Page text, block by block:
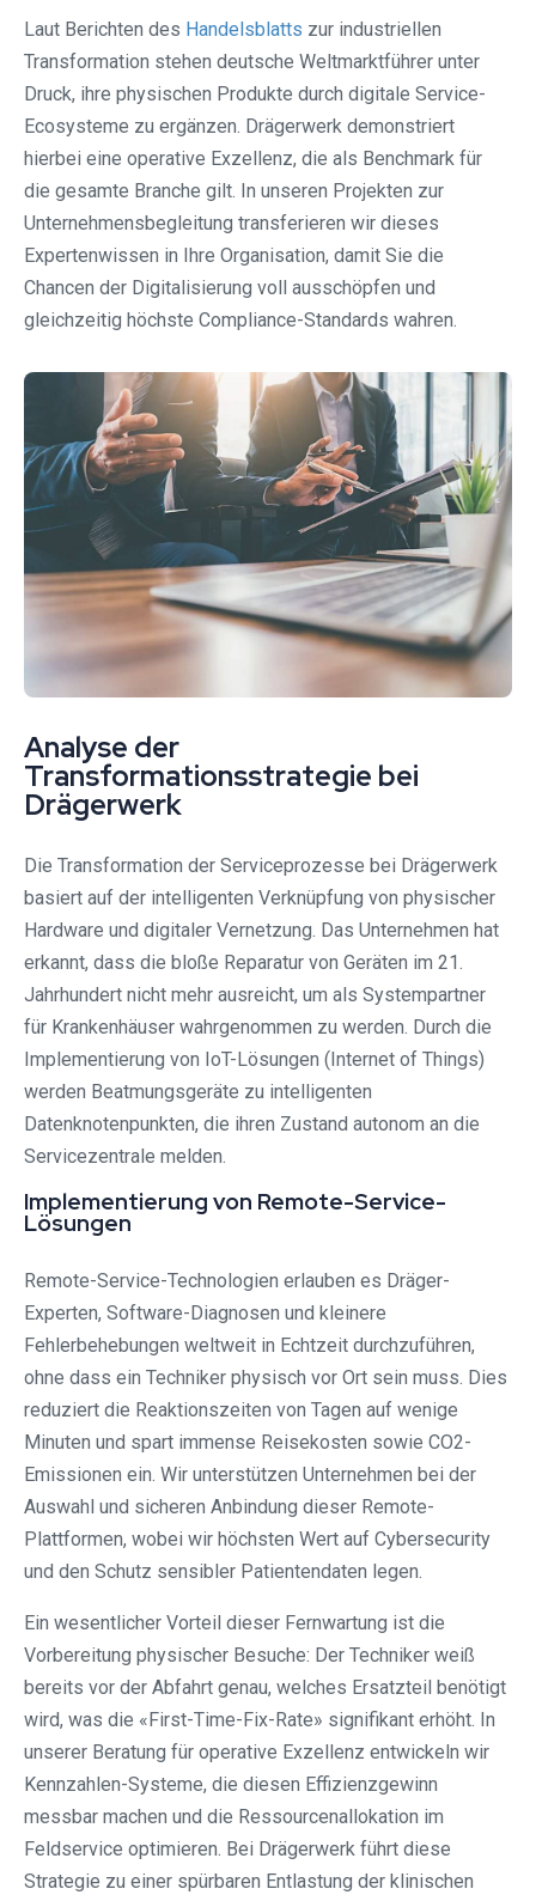
Laut Berichten des Handelsblatts zur industriellen
Transformation stehen deutsche Weltmarktführer unter
Druck, ihre physischen Produkte durch digitale Service-
Ecosysteme zu ergänzen. Drägerwerk demonstriert
hierbei eine operative Exzellenz, die als Benchmark für
die gesamte Branche gilt. In unseren Projekten zur
Unternehmensbegleitung transferieren wir dieses
Expertenwissen in Ihre Organisation, damit Sie die
Chancen der Digitalisierung voll ausschöpfen und
gleichzeitig höchste Compliance-Standards wahren.
Analyse der
Transformationsstrategie bei
Drägerwerk
Die Transformation der Serviceprozesse bei Drägerwerk
basiert auf der intelligenten Verknüpfung von physischer
Hardware und digitaler Vernetzung. Das Unternehmen hat
erkannt, dass die bloße Reparatur von Geräten im 21.
Jahrhundert nicht mehr ausreicht, um als Systempartner
für Krankenhäuser wahrgenommen zu werden. Durch die
Implementierung von IoT-Lösungen (Internet of Things)
werden Beatmungsgeräte zu intelligenten
Datenknotenpunkten, die ihren Zustand autonom an die
Servicezentrale melden.
Implementierung von Remote-Service-
Lösungen
Remote-Service-Technologien erlauben es Dräger-
Experten, Software-Diagnosen und kleinere
Fehlerbehebungen weltweit in Echtzeit durchzuführen,
ohne dass ein Techniker physisch vor Ort sein muss. Dies
reduziert die Reaktionszeiten von Tagen auf wenige
Minuten und spart immense Reisekosten sowie CO2-
Emissionen ein. Wir unterstützen Unternehmen bei der
Auswahl und sicheren Anbindung dieser Remote-
Plattformen, wobei wir höchsten Wert auf Cybersecurity
und den Schutz sensibler Patientendaten legen.
Ein wesentlicher Vorteil dieser Fernwartung ist die
Vorbereitung physischer Besuche: Der Techniker weiß
bereits vor der Abfahrt genau, welches Ersatzteil benötigt
wird, was die «First-Time-Fix-Rate» signifikant erhöht. In
unserer Beratung für operative Exzellenz entwickeln wir
Kennzahlen-Systeme, die diesen Effizienzgewinn
messbar machen und die Ressourcenallokation im
Feldservice optimieren. Bei Drägerwerk führt diese
Strategie zu einer spürbaren Entlastung der klinischen